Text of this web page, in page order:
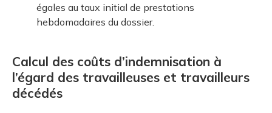
égales au taux initial de prestations
hebdomadaires du dossier.
Calcul des coûts d’indemnisation à
l’égard des travailleuses et travailleurs
décédés